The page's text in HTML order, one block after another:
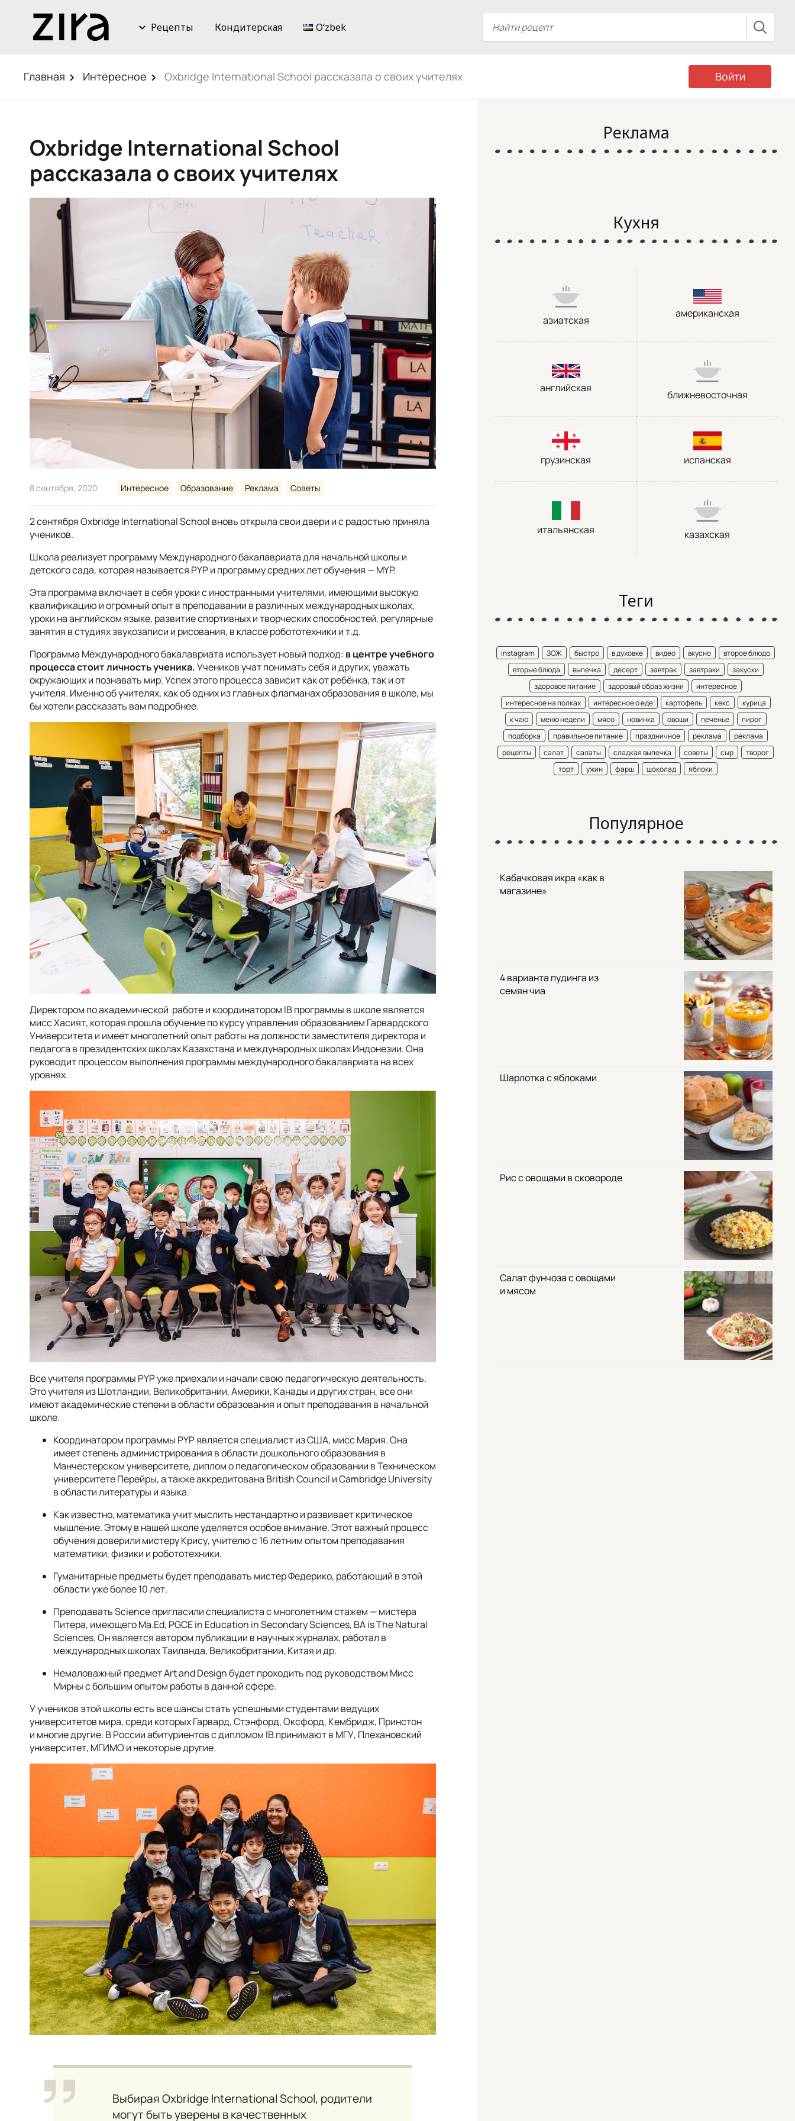
Рецепты Кондитерская Oʻzbek
Главная Интересное Oxbridge International School рассказала о своих учителях Войти
Oxbridge International School
рассказала о своих учителях
8 сентября, 2020 Интересное Образование Реклама Советы
2 сентября Oxbridge International School вновь открыла свои двери и с радостью приняла
учеников.
Школа реализует программу Международного бакалавриата для начальной школы и
детского сада, которая называется PYP и программу средних лет обучения — MYP.
Эта программа включает в себя уроки с иностранными учителями, имеющими высокую
квалификацию и огромный опыт в преподавании в различных международных школах,
уроки на английском языке, развитие спортивных и творческих способностей, регулярные
занятия в студиях звукозаписи и рисования, в классе робототехники и т.д.
Программа Международного бакалавриата использует новый подход: в центре учебного
процесса стоит личность ученика.Учеников учат понимать себя и других, уважать
окружающих и познавать мир. Успех этого процесса зависит как от ребёнка, так и от
учителя. Именно об учителях, как об одних из главных флагманах образования в школе, мы
бы хотели рассказать вам подробнее.
Директором по академической работе и координатором IB программы в школе является
мисс Хасият, которая прошла обучение по курсу управления образованием Гарвардского
Университета и имеет многолетний опыт работы на должности заместителя директора и
педагога в президентских школах Казахстана и международных школах Индонезии. Она
руководит процессом выполнения программы международного бакалавриата на всех
уровнях.
Все учителя программы PYP уже приехали и начали свою педагогическую деятельность.
Это учителя из Шотландии, Великобритании, Америки, Канады и других стран, все они
имеют академические степени в области образования и опыт преподавания в начальной
школе.
Координатором программы PYP является специалист из США, мисс Мария. Она
имеет степень администрирования в области дошкольного образования в
Манчестерском университете, диплом о педагогическом образовании в Техническом
университете Перейры, а также аккредитована British Council и Cambridge University
в области литературы и языка.
Как известно, математика учит мыслить нестандартно и развивает критическое
мышление. Этому в нашей школе уделяется особое внимание. Этот важный процесс
обучения доверили мистеру Крису, учителю с 16 летним опытом преподавания
математики, физики и робототехники.
Гуманитарные предметы будет преподавать мистер Федерико, работающий в этой
области уже более 10 лет.
Преподавать Science пригласили специалиста с многолетним стажем — мистера
Питера, имеющего Ma.Ed, PGCE in Education in Secondary Sciences, BA is The Natural
Sciences. Он является автором публикации в научных журналах, работал в
международных школах Таиланда, Великобритании, Китая и др.
Немаловажный предмет Art and Design будет проходить под руководством Мисс
Мирны с большим опытом работы в данной сфере.
У учеников этой школы есть все шансы стать успешными студентами ведущих
университетов мира, среди которых Гарвард, Стэнфорд, Оксфорд, Кембридж, Принстон
и многие другие. В России абитуриентов с дипломом IB принимают в МГУ, Плехановский
университет, МГИМО и некоторые другие.
Выбирая Oxbridge International School, родители
могут быть уверены в качественных
Реклама
Кухня
азиатская
американская
английская
ближневосточная
грузинская испанская
итальянская казахская
Теги
instagram ЗОЖ быстро в духовке видео вкусно
второе блюдо
вторые блюда
выпечка десерт завтрак завтраки
закуски
здоровое питание
здоровый образ жизни
интересное
интересное на полках
интересное о еде картофель кекс
курица
к чаю
меню недели мясо новинка овощи печенье
пирог
подборка
правильное питание праздничное реклама
реклама
рецепты
салат салаты сладкая выпечка советы сыр
творог
торт
ужин фарш шоколад яблоки
Популярное
Кабачковая икра «как в
магазине»
4 варианта пудинга из
семян чиа
Шарлотка с яблоками
Рис с овощами в сковороде
Салат фунчоза с овощами
и мясом